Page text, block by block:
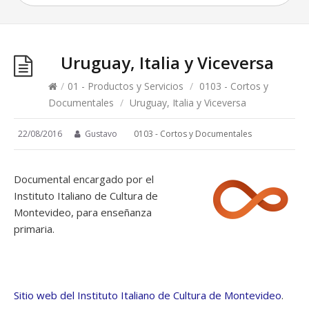
Uruguay, Italia y Viceversa
/ 01 - Productos y Servicios / 0103 - Cortos y
Documentales / Uruguay, Italia y Viceversa
22/08/2016 Gustavo 0103 - Cortos y Documentales
Documental encargado por el
Instituto Italiano de Cultura de
Montevideo, para enseñanza
primaria.
Sitio web del Instituto Italiano de Cultura de Montevideo.